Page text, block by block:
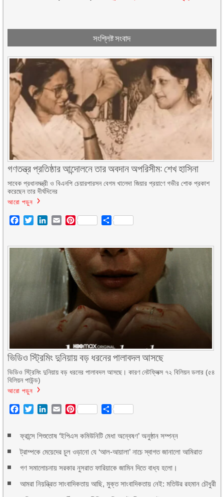
সংশ্লিষ্ট সংবাদ
গণতন্ত্র প্রতিষ্ঠার আন্দোলনে তার অবদান অপরিসীম: শেখ হাসিনা
সাবেক প্রধানমন্ত্রী ও বিএনপি চেয়ারপারসন বেগম খালেদা জিয়ার প্রয়াণে গভীর শোক প্রকাশ
করেছেন তার দীর্ঘদিনের
আরো পড়ুন
Facebook
TwitterLinkedIn
EmailPinterest Share
ভিডিও স্ট্রিমিং দুনিয়ায় বড় ধরনের পালাবদল আসছে
ভিডিও স্ট্রিমিং দুনিয়ায় বড় ধরনের পালাবদল আসছে। কারণ নেটফ্লিক্স ৭২ বিলিয়ন ডলার (৫৪
বিলিয়ন পাউন্ড)
আরো পড়ুন
Facebook
TwitterLinkedIn
EmailPinterest Share
ফ্রান্সে শিশুতোষ ‘ইপিএস কমিউনিটি মেধা অন্বেষণ’ অনুষ্ঠান সম্পন্ন
ট্রাম্পকে মেয়েদের চুল ওড়ানো যে ‘আল-আয়ালা’ নাচে স্বাগত জানালো আমিরাত
গণ সমালোচনায় সরকার নুসরাত ফারিয়াকে জামিন দিতে বাধ্য হলো।
আমরা নিয়ন্ত্রিত সাংবাদিকতায় আছি, মুক্ত সাংবাদিকতায় নেই: মতিউর রহমান চৌধুরী